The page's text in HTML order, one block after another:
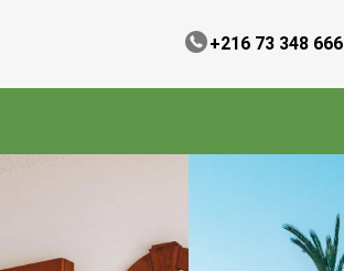
+216 73 348 666